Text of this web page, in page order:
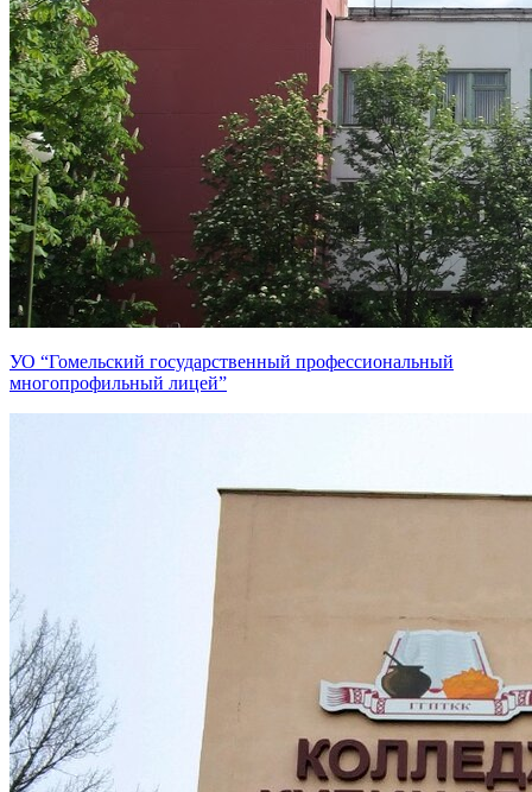
УО “Гомельский государственный профессиональный
многопрофильный лицей”